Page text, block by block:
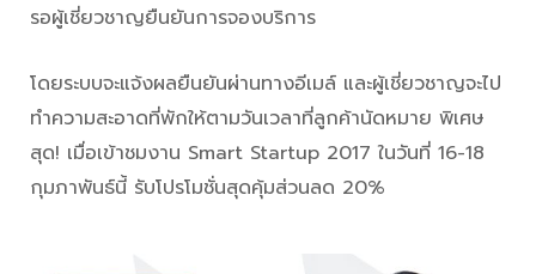
รอผู้เชี่ยวชาญยืนยันการจองบริการ
โดยระบบจะแจ้งผลยืนยันผ่านทางอีเมล์ และผู้เชี่ยวชาญจะไป
ทำความสะอาดที่พักให้ตามวันเวลาที่ลูกค้านัดหมาย พิเศษ
สุด! เมื่อเข้าชมงาน Smart Startup 2017 ในวันที่ 16-18
กุมภาพันธ์นี้ รับโปรโมชั่นสุดคุ้มส่วนลด 20%